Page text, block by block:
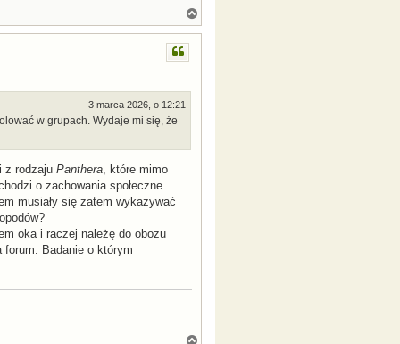
a
g
3 marca 2026, o 12:21
w grupach. Wydaje mi się, że
z rodzaju Panthera, które mimo
o zachowania społeczne.
musiały się zatem wykazywać
oka i raczej należę do obozu
forum. Badanie o którym